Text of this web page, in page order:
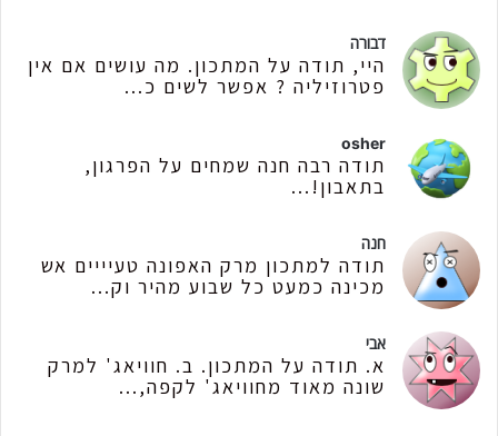
דבורה
היי, תודה על המתכון. מה עושים אם אין
פטרוזיליה ? אפשר לשים כ...
osher
תודה רבה חנה שמחים על הפרגון,
בתאבון!...
חנה
תודה למתכון מרק האפונה טעיייים אש
מכינה כמעט כל שבוע מהיר וק...
אבי
א. תודה על המתכון. ב. חוויאג' למרק
שונה מאוד מחוויאג' לקפה,...